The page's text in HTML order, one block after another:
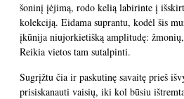
šoninį įėjimą, rodo kelią labirinte į
kolekciją. Eidama suprantu, kodėl šis
įkūnija niujorkietišką amplitudę:
Reikia vietos tam sutalpinti.
Sugrįžtu čia ir paskutinę savaitę prieš
prisiskanauti vaisių, iki kol būsiu